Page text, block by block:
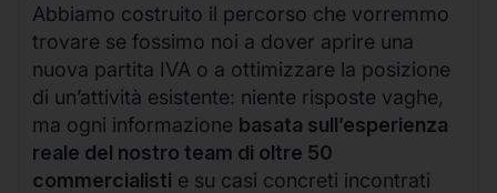
Abbiamo costruito il percorso che vorremmo
trovare se fossimo noi a dover aprire una
nuova partita IVA o a ottimizzare la posizione
di un’attività esistente: niente risposte vaghe,
ma ogni informazione basata sull’esperienza
reale del nostro team di oltre 50
commercialisti e su casi concreti incontrati